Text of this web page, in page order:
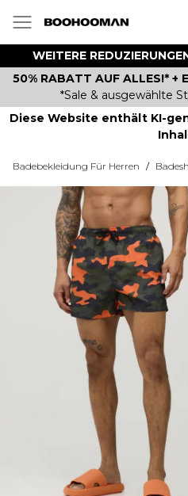
WEITERE
50% RABATT AUF ALLES!* +
*Sale & ausgewählte
Diese Website enthält KI-
Badebekleidung Für Herren /